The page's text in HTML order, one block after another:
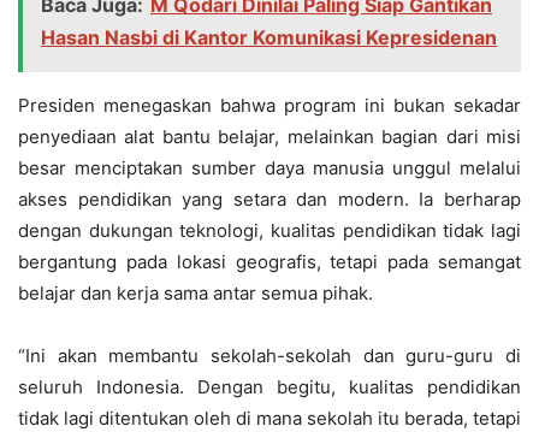
Baca Juga: M Qodari Dinilai Paling Siap Gantikan
Hasan Nasbi di Kantor Komunikasi Kepresidenan
Presiden menegaskan bahwa program ini bukan sekadar
penyediaan alat bantu belajar, melainkan bagian dari misi
besar menciptakan sumber daya manusia unggul melalui
akses pendidikan yang setara dan modern. Ia berharap
dengan dukungan teknologi, kualitas pendidikan tidak lagi
bergantung pada lokasi geografis, tetapi pada semangat
belajar dan kerja sama antar semua pihak.
“Ini akan membantu sekolah-sekolah dan guru-guru di
seluruh Indonesia. Dengan begitu, kualitas pendidikan
tidak lagi ditentukan oleh di mana sekolah itu berada, tetapi